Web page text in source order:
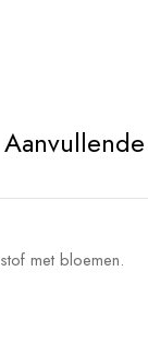
met bloemen.